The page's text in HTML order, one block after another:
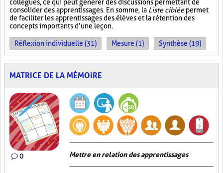
collègues, ce qui peut générer des discussions permettant de
consolider des apprentissages. En somme, la Liste cibléepermet
de faciliter les apprentissages des élèves et la rétention des
concepts importants d’une leçon.
Réflexion individuelle (31) Mesure (1) Synthèse (19)
MATRICE DE LA MÉMOIRE
0 Mettre en relation des apprentissages